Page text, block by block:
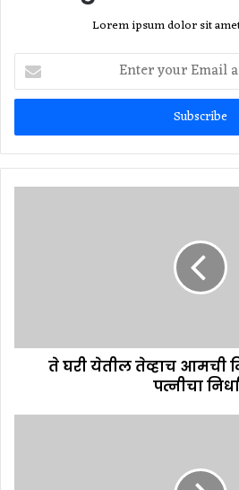
Lorem ipsum dolor sit
Enter
your
Email
ते घरी येतील तेव्हाच आमची
पत्नीचा